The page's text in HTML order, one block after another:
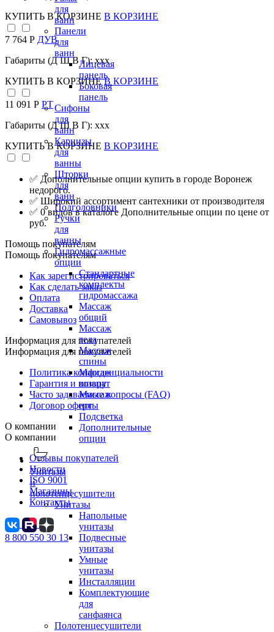
для
ванн
Панели
для
ванн
Лицевая
панель
Боковая
панель
Сифоны
для
ванн
Карнизы
для
ванны
Шторки
для
ванн
Подголовники
Ручки
для
ванны
Гидромассажные
опции
Стандартные
комплекты
гидромассажа
Массаж
общий
Массаж
тела
Массаж
спины
Массаж
шиацу
Массаж
ног
Подсветка
Дополнительные
опции
Унитазы
и
полотенцесушители
Унитазы
Напольные
унитазы
Подвесные
унитазы
Умные
унитазы
Инсталляции
Комплектующие
для
санфаянса
Полотенцесушители
КУПИТЬ В КОРЗИНЕ В КОРЗИНЕ
7 764 Р ДУВ
Габариты (Д Ш В Г): xxx
КУПИТЬ В КОРЗИНЕ В КОРЗИНЕ
11 091 Р РТ
Габариты (Д Ш В Г): xxx
КУПИТЬ В КОРЗИНЕ В КОРЗИНЕ
✅ Дополнительные опции купить в городе Воронеж
недорого.
✅ Широкий ассортимент сантехники от производителя
✅ 0 видов в каталоге Дополнительные опции по цене от
руб.
Помощь покупателям
Помощь покупателям
Как зарегистрироваться
Как сделать заказ
Оплата
Доставка
Самовывоз
Информация для покупателей
Информация для покупателей
Политика конфиденциальности
Гарантия и возврат
Часто задаваемые вопросы (FAQ)
Договор оферты
О компании
О компании
Отзывы покупателей
Новости
ISO 9001
Магазины
Контакты
8 800 550 30 13